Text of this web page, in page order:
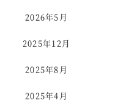
2026年5月
2025年12月
2025年8月
2025年4月